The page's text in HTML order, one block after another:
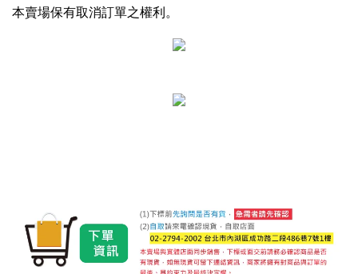
本賣場保有取消訂單之權利。